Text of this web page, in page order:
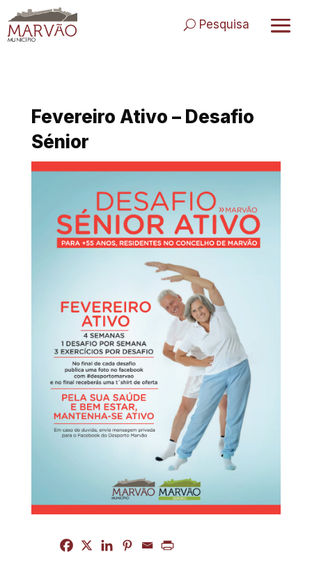
to
content
Pesquisa
Fevereiro Ativo – Desafio
Sénior